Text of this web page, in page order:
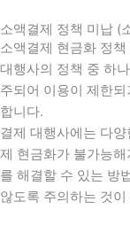
소액결제 정책 미납 (
소액결제 현금화 정
대행사의 정책 중 하
주되어 이용이 제한
합니다.
결제 대행사에는 다
제 현금화가 불가능
를 해결할 수 있는 방
않도록 주의하는 것